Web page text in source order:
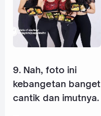
9. Nah, foto ini
kebangetan banget
cantik dan imutnya.